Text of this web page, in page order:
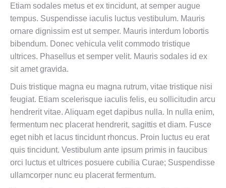
Etiam sodales metus et ex tincidunt, at semper augue
tempus. Suspendisse iaculis luctus vestibulum. Mauris
ornare dignissim est ut semper. Mauris interdum lobortis
bibendum. Donec vehicula velit commodo tristique
ultrices. Phasellus et semper velit. Mauris sodales id ex
sit amet gravida.
Duis tristique magna eu magna rutrum, vitae tristique nisi
feugiat. Etiam scelerisque iaculis felis, eu sollicitudin arcu
hendrerit vitae. Aliquam eget dapibus nulla. In nulla enim,
fermentum nec placerat hendrerit, sagittis et diam. Fusce
eget nibh et lacus tincidunt rhoncus. Proin luctus eu erat
quis tincidunt. Vestibulum ante ipsum primis in faucibus
orci luctus et ultrices posuere cubilia Curae; Suspendisse
ullamcorper nunc eu placerat fermentum.